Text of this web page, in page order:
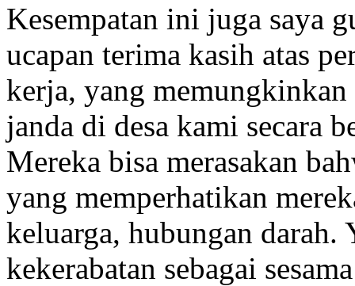
Kesempatan ini juga saya
ucapan terima kasih atas
kerja, yang
janda di desa kami secara
Mereka bisa merasakan
yang memperhatikan
keluarga, hubungan darah.
kekerabatan sebagai